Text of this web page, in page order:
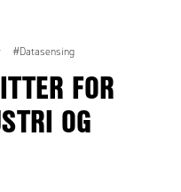
#Datasensing
FOR
OG